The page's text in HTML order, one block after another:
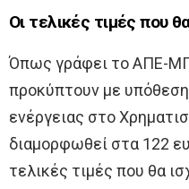
Οι τελικές τιμές που
Όπως γράφει το ΑΠΕ-
προκύπτουν με υπόθεση
ενέργειας στο
διαμορφωθεί στα 122
τελικές τιμές που θα